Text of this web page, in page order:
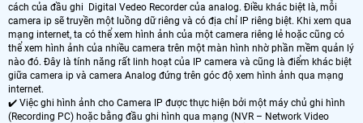
cách của đầu ghi Digital Vedeo Recorder của analog. Điều khác biệt là, mỗi
camera ip sẽ truyền một luồng dữ riêng và có địa chỉ IP riêng biệt. Khi xem qua
mạng internet, ta có thể xem hình ảnh của một camera riêng lẻ hoặc cũng có
thể xem hình ảnh của nhiều camera trên một màn hình nhờ phần mềm quản lý
nào đó. Đây là tính năng rất linh hoạt của IP camera và cũng là điểm khác biệt
giữa camera ip và camera Analog đứng trên góc độ xem hình ảnh qua mạng
internet.
✔️ Việc ghi hình ảnh cho Camera IP được thực hiện bởi một máy chủ ghi hình
(Recording PC) hoặc bằng đầu ghi hình qua mạng (NVR – Network Video